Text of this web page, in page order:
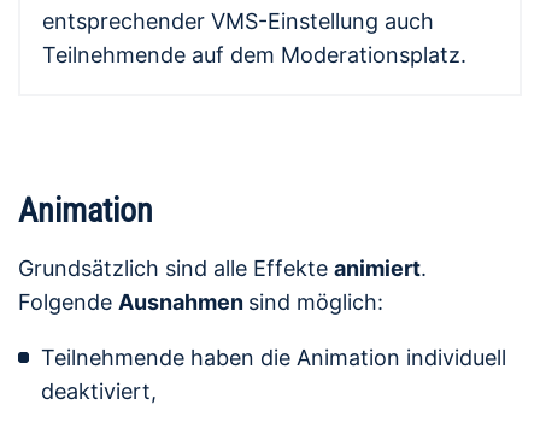
entsprechender VMS-Einstellung auch
Teilnehmende auf dem Moderationsplatz.
Animation
Grundsätzlich sind alle Effekte animiert.
Folgende Ausnahmen sind möglich:
Teilnehmende haben die Animation individuell
deaktiviert,